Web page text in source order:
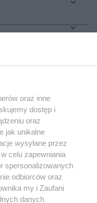
Polak
oraz inne
dostęp i
oraz
jak unikalne
wysyłane przez
celu zapewniania
spersonalizowanych
odbiorców oraz
my i Zaufani
danych